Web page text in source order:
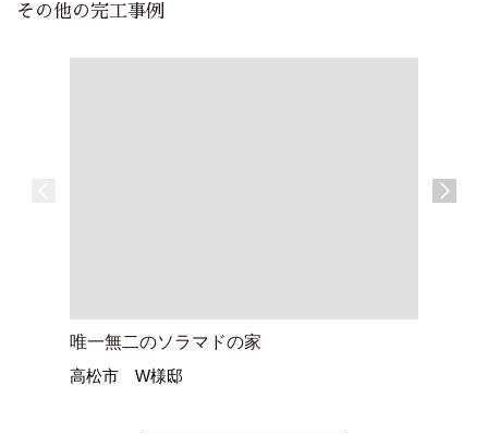
その他の完工事例
唯一無二のソラマドの家
高松市 W様邸